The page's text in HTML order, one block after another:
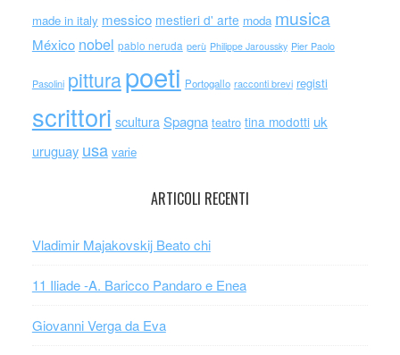
made in italy messico mestieri d' arte moda musica
México nobel pablo neruda perù Philippe Jaroussky Pier Paolo
Pasolini pitturapoeti Portogallo racconti brevi registi
scrittori scultura Spagna teatro tina modotti uk
uruguay usa varie
ARTICOLI RECENTI
Vladimir Majakovskij Beato chi
11 Iliade -A. Baricco Pandaro e Enea
Giovanni Verga da Eva